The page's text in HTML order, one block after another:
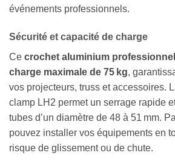
événements professionnels.
Sécurité et capacité de charge
Ce crochet aluminium professionnel
charge maximale de 75 kg,
vos projecteurs, truss et accessoires.
clamp LH2 permet un serrage rapide
tubes d’un diamètre de 48 à 51 mm.
pouvez installer vos équipements en
risque de glissement ou de chute.